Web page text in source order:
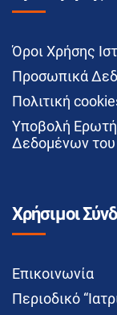
Όροι Χρήσης
Προσωπικά
Πολιτική
Υποβολή
Δεδομένων του
Χρήσιμοι
Επικοινωνία
Περιοδικό